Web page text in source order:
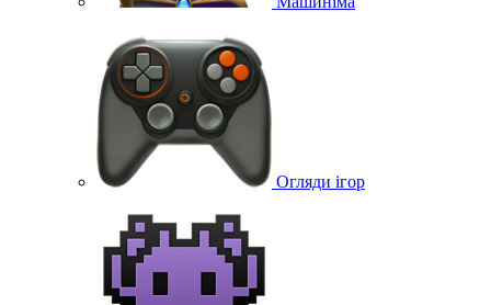
Огляди ігор